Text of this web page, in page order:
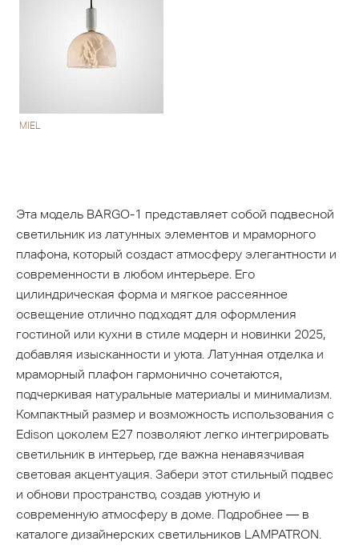
MIEL
Эта модель BARGO-1 представляет собой подвесной
светильник из латунных элементов и мраморного
плафона, который создаст атмосферу элегантности и
современности в любом интерьере. Его
цилиндрическая форма и мягкое рассеянное
освещение отлично подходят для оформления
гостиной или кухни в стиле модерн и новинки 2025,
добавляя изысканности и уюта. Латунная отделка и
мраморный плафон гармонично сочетаются,
подчеркивая натуральные материалы и минимализм.
Компактный размер и возможность использования с
Edison цоколем Е27 позволяют легко интегрировать
светильник в интерьер, где важна ненавязчивая
световая акцентуация. Забери этот стильный подвес
и обнови пространство, создав уютную и
современную атмосферу в доме. Подробнее — в
каталоге дизайнерских светильников LAMPATRON.